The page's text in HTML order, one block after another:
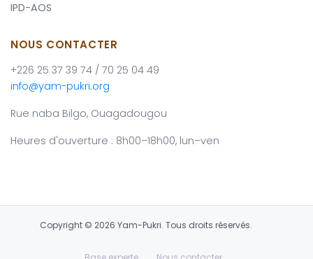
IPD-AOS
NOUS CONTACTER
+226 25 37 39 74 / 70 25 04 49
info@yam-pukri.org
Rue naba Bilgo, Ouagadougou
Heures d'ouverture : 8h00–18h00, lun–ven
Copyright © 2026 Yam-Pukri. Tous droits réservés.